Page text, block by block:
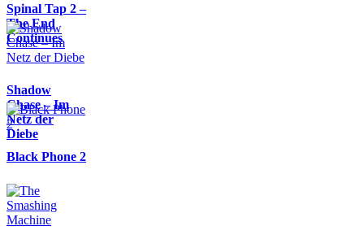
Spinal Tap 2 –
The End
Continues
Shadow
Chase – Im
Netz der
Diebe
Black Phone 2